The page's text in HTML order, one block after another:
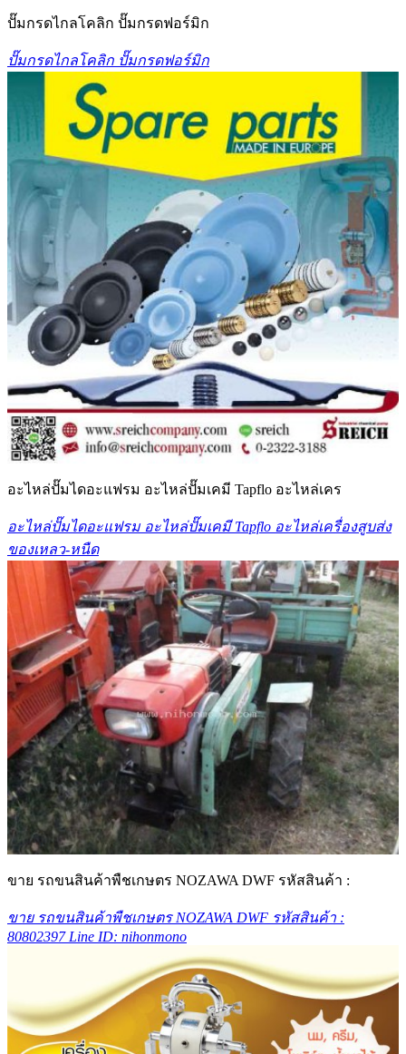
ปั๊มกรดไกลโคลิก ปั๊มกรดฟอร์มิก
ปั๊มกรดไกลโคลิก ปั๊มกรดฟอร์มิก
อะไหล่ปั๊มไดอะแฟรม อะไหล่ปั๊มเคมี Tapflo อะไหล่เคร
อะไหล่ปั๊มไดอะแฟรม อะไหล่ปั๊มเคมี Tapflo อะไหล่เครื่องสูบส่ง
ของเหลว-หนืด
ขาย รถขนสินค้าพืชเกษตร NOZAWA DWF รหัสสินค้า :
ขาย รถขนสินค้าพืชเกษตร NOZAWA DWF รหัสสินค้า :
80802397 Line ID: nihonmono